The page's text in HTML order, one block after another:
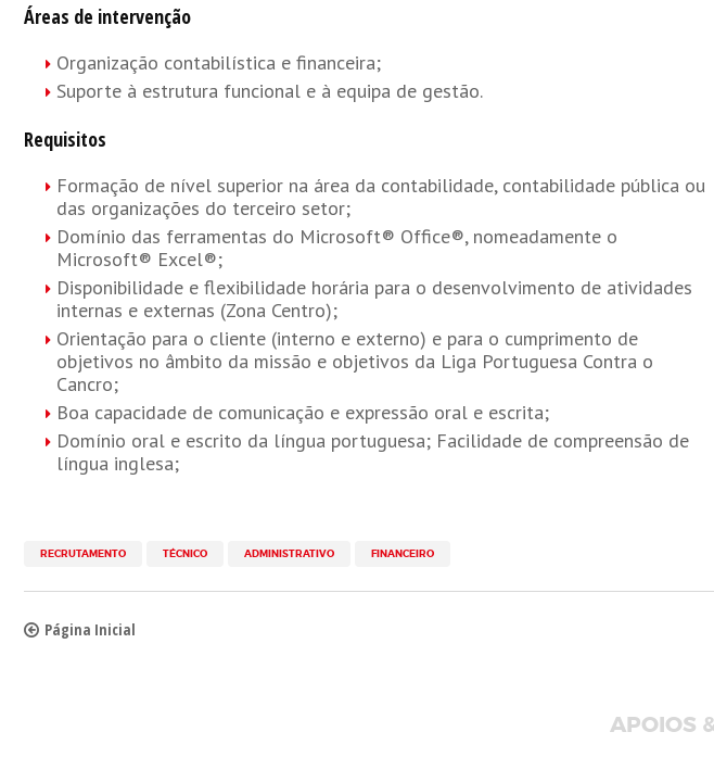
Áreas de intervenção
Organização contabilística e financeira;
Suporte à estrutura funcional e à equipa de gestão.
Requisitos
Formação de nível superior na área da contabilidade, contabilidade pública ou
das organizações do terceiro setor;
Domínio das ferramentas do Microsoft® Office®, nomeadamente o
Microsoft® Excel®;
Disponibilidade e flexibilidade horária para o desenvolvimento de atividades
internas e externas (Zona Centro);
Orientação para o cliente (interno e externo) e para o cumprimento de
objetivos no âmbito da missão e objetivos da Liga Portuguesa Contra o
Cancro;
Boa capacidade de comunicação e expressão oral e escrita;
Domínio oral e escrito da língua portuguesa; Facilidade de compreensão de
língua inglesa;
RECRUTAMENTO TÉCNICO ADMINISTRATIVO FINANCEIRO
Página Inicial
APOIOS